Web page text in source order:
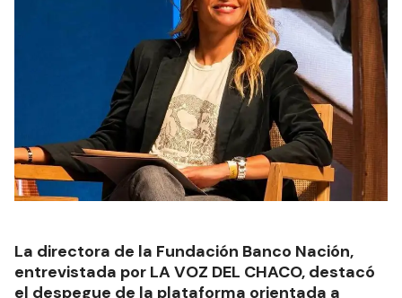
La directora de la Fundación Banco Nación,
entrevistada por LA VOZ DEL CHACO, destacó
el despegue de la plataforma orientada a